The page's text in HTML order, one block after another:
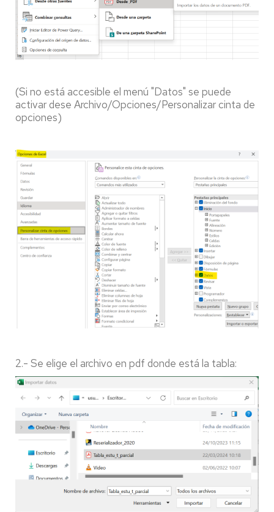
(Si no está accesible el menú "Datos" se puede
activar dese Archivo/Opciones/Personalizar cinta de
opciones)
2.- Se elige el archivo en pdf donde está la tabla: